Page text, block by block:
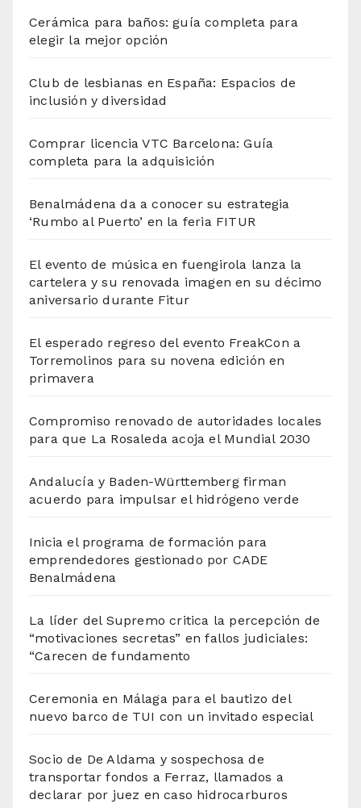
Cerámica para baños: guía completa para
elegir la mejor opción
Club de lesbianas en España: Espacios de
inclusión y diversidad
Comprar licencia VTC Barcelona: Guía
completa para la adquisición
Benalmádena da a conocer su estrategia
‘Rumbo al Puerto’ en la feria FITUR
El evento de música en fuengirola lanza la
cartelera y su renovada imagen en su décimo
aniversario durante Fitur
El esperado regreso del evento FreakCon a
Torremolinos para su novena edición en
primavera
Compromiso renovado de autoridades locales
para que La Rosaleda acoja el Mundial 2030
Andalucía y Baden-Württemberg firman
acuerdo para impulsar el hidrógeno verde
Inicia el programa de formación para
emprendedores gestionado por CADE
Benalmádena
La líder del Supremo critica la percepción de
“motivaciones secretas” en fallos judiciales:
“Carecen de fundamento
Ceremonia en Málaga para el bautizo del
nuevo barco de TUI con un invitado especial
Socio de De Aldama y sospechosa de
transportar fondos a Ferraz, llamados a
declarar por juez en caso hidrocarburos